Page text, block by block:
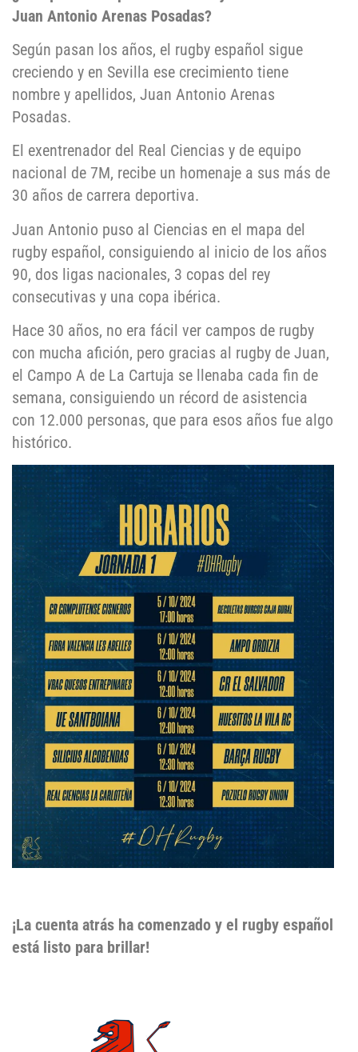
Juan Antonio Arenas Posadas?
Según pasan los años, el rugby español sigue
creciendo y en Sevilla ese crecimiento tiene
nombre y apellidos, Juan Antonio Arenas
Posadas.
El exentrenador del Real Ciencias y de equipo
nacional de 7M, recibe un homenaje a sus más de
30 años de carrera deportiva.
Juan Antonio puso al Ciencias en el mapa del
rugby español, consiguiendo al inicio de los años
90, dos ligas nacionales, 3 copas del rey
consecutivas y una copa ibérica.
Hace 30 años, no era fácil ver campos de rugby
con mucha afición, pero gracias al rugby de Juan,
el Campo A de La Cartuja se llenaba cada fin de
semana, consiguiendo un récord de asistencia
con 12.000 personas, que para esos años fue algo
histórico.
¡La cuenta atrás ha comenzado y el rugby español
está listo para brillar!